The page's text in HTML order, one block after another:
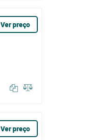
Ver preço
Ver preço